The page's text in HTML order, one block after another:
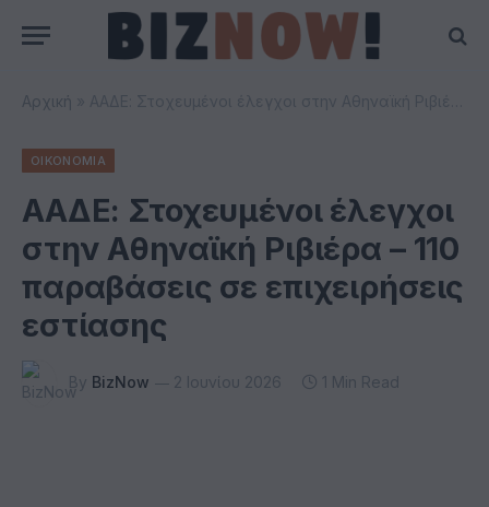
Αρχική
ΟΙΚΟΝΟΜΙΑ
ΑΑΔΕ: Στοχευμένοι έλεγχοι
στην Αθηναϊκή Ριβιέρα – 110
παραβάσεις σε επιχειρήσεις
εστίασης
By BizNow 2 Ιουνίου 2026 1 Min Read